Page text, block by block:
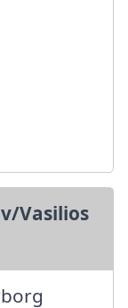
Vasilios